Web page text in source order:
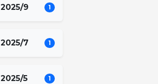
2025/9 1
2025/7 1
2025/5 1